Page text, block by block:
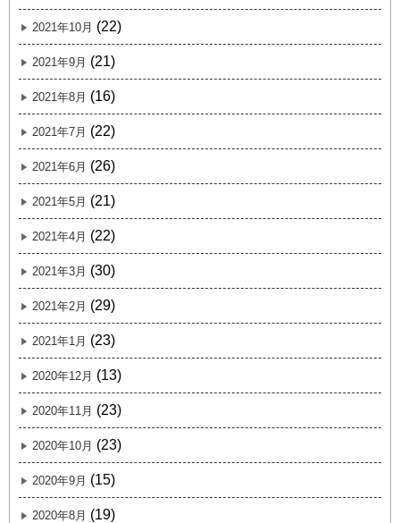
2021年10月 (22)
2021年9月 (21)
2021年8月 (16)
2021年7月 (22)
2021年6月 (26)
2021年5月 (21)
2021年4月 (22)
2021年3月 (30)
2021年2月 (29)
2021年1月 (23)
2020年12月 (13)
2020年11月 (23)
2020年10月 (23)
2020年9月 (15)
2020年8月 (19)